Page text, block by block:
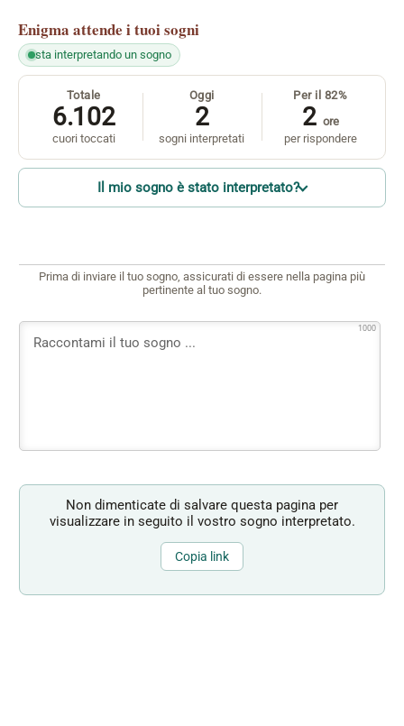
Enigma attende i tuoi sogni
sta interpretando un sogno
Totale
6.102
cuori toccati
Oggi
2
sogni interpretati
Per il 82%
2 ore
per rispondere
Il mio sogno è stato interpretato?
Prima di inviare il tuo sogno, assicurati di essere nella pagina più
pertinente al tuo sogno.
1000
Non dimenticate di salvare questa pagina per
visualizzare in seguito il vostro sogno interpretato.
Copia link